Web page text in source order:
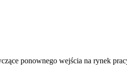
ponownego wejścia na rynek